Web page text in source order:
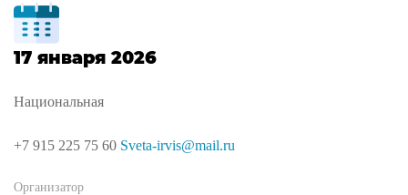
17 января 2026
Национальная
+7 915 225 75 60 Sveta-irvis@mail.ru
Организатор